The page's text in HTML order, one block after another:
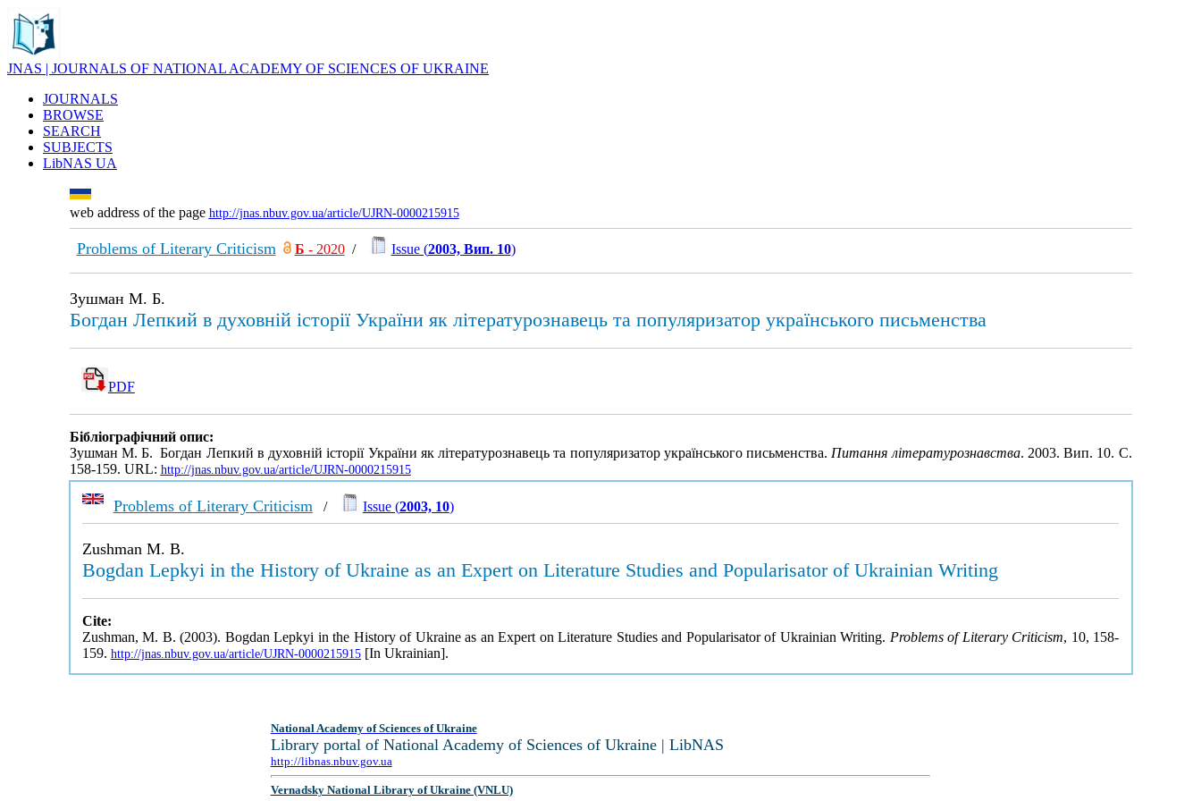
JNAS | JOURNALS OF NATIONAL ACADEMY OF SCIENCES OF UKRAINE
JOURNALS
BROWSE
SEARCH
SUBJECTS
LibNAS UA
web address of the page http://jnas.nbuv.gov.ua/article/UJRN-0000215915
Problems of Literary Criticism Б - 2020/ Issue (2003, Вип. 10)
Зушман М. Б.
Богдан Лепкий в духовній історії України як літературознавець та популяризатор українського письменства
PDF
Бібліографічний опис:
Зушман М. Б. Богдан Лепкий в духовній історії України як літературознавець та популяризатор українського письменства.Питання літературознавства. 2003. Вип. 10. С.
158-159. URL: http://jnas.nbuv.gov.ua/article/UJRN-0000215915
Problems of Literary Criticism / Issue (2003, 10)
Zushman M. B.
Bogdan Lepkyi in the History of Ukraine as an Expert on Literature Studies and Popularisator of Ukrainian Writing
Cite:
Zushman, M. B. (2003). Bogdan Lepkyi in the History of Ukraine as an Expert on Literature Studies and Popularisator of Ukrainian Writing. Problems of Literary Criticism, 10, 158-
159. http://jnas.nbuv.gov.ua/article/UJRN-0000215915[In Ukrainian].
National Academy of Sciences of Ukraine
Library portal of National Academy of Sciences of Ukraine | LibNAS
http://libnas.nbuv.gov.ua
Vernadsky National Library of Ukraine (VNLU)